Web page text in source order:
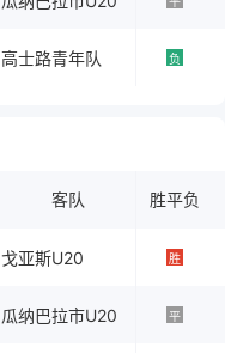
高士路青年队 负
客队 胜平负
戈亚斯U20 胜
瓜纳巴拉市U20 平